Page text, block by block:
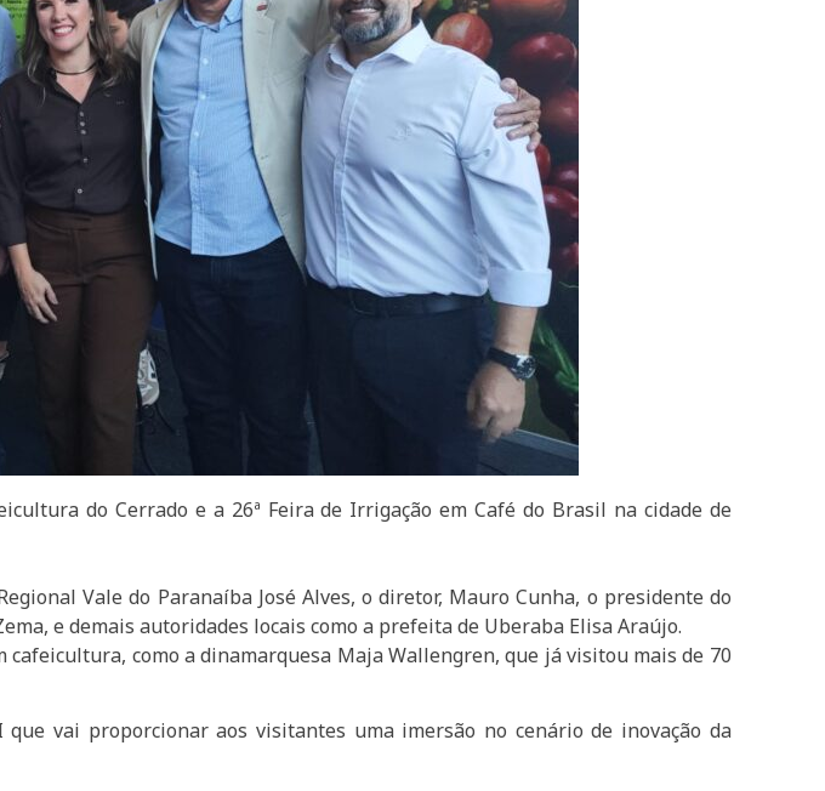
do Cerrado e a 26ª Feira de Irrigação em Café do Brasil na cidade de
Vale do Paranaíba José Alves, o diretor, Mauro Cunha, o presidente do
e demais autoridades locais como a prefeita de Uberaba Elisa Araújo.
como a dinamarquesa Maja Wallengren, que já visitou mais de 70
vai proporcionar aos visitantes uma imersão no cenário de inovação da